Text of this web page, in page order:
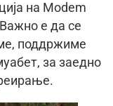
на Modem
е да се
поддржиме
за заедно